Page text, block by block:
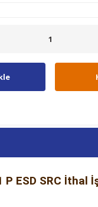
P ESD SRC İthal